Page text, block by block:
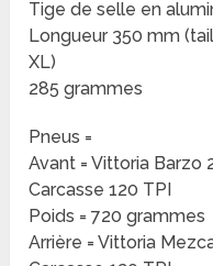
Tige de selle en
Longueur 350 mm
XL)
285 grammes
Pneus =
Avant = Vittoria Barzo
Carcasse 120 TPI
Poids = 720 grammes
Arrière = Vittoria